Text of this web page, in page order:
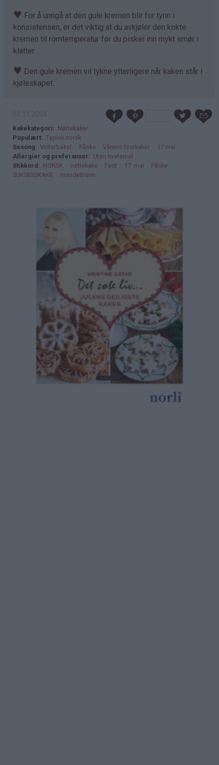
♥ For å unngå at den gule kremen blir for tynn i
konsistensen, er det viktig at du avkjøler den kokte
kremen til romtemperatur før du pisker inn mykt smør i
klatter.
♥ Den gule kremen vil tykne ytterligere når kaken står i
kjøleskapet.
Kakekategori
Nøttekaker
Populært
Typisk norsk
Sesong
Vinterbakst Påske Vårens festkaker
17.mai
Allergier og preferanser
Uten hvetemel
Stikkord
NORSK nøttekake Fest 17. mai
Påske
SUKSESSKAKE
mandelbunn